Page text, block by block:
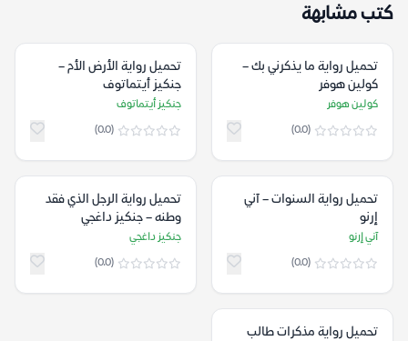
كتب مشابهة
تحميل رواية ما يذكرني بك –
كولين هوفر
كولين هوفر
(0.0)
تحميل رواية الأرض الأم –
جنكيز أيتماتوف
جنكيز أيتماتوف
(0.0)
تحميل رواية السنوات – آني
إرنو
آني إرنو
(0.0)
تحميل رواية الرجل الذي فقد
وطنه – جنكيز داغجي
جنكيز داغجي
(0.0)
تحميل رواية مذكرات طالب